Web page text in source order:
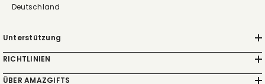
Deutschland
Unterstützung
RICHTLINIEN
ÜBER AMAZGIFTS